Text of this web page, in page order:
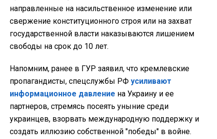
направленные на насильственное изменение или
свержение конституционного строя или на захват
государственной власти наказываются лишением
свободы на срок до 10 лет.
Напомним, ранее в ГУР заявил, что кремлевские
пропагандисты, спецслужбы РФ усиливают
информационное давление на Украину и ее
партнеров, стремясь посеять уныние среди
украинцев, взорвать международную поддержку и
создать иллюзию собственной "победы" в войне.